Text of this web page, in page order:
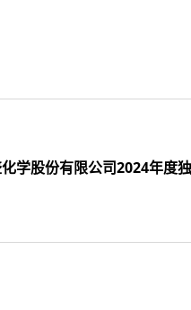
学股份有限公司2024年度